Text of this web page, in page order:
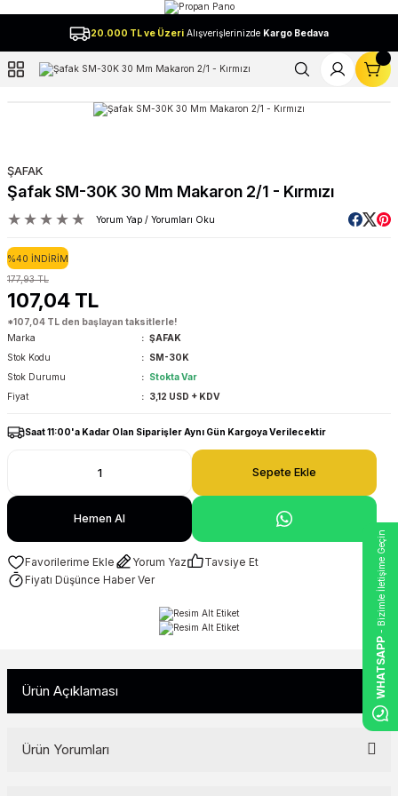
20.000 TL ve Üzeri Alışverişlerinizde Kargo Bedava
ŞAFAK
Şafak SM-30K 30 Mm Makaron 2/1 - Kırmızı
Yorum Yap / Yorumları Oku
%40 İNDİRİM
177,93 TL
107,04 TL
*107,04 TL den başlayan taksitlerle!
Marka
ŞAFAK
Stok Kodu
SM-30K
Stok Durumu
Stokta Var
Fiyat
3,12 USD + KDV
Saat 11:00'a Kadar Olan Siparişler Aynı Gün Kargoya Verilecektir
Sepete Ekle
Hemen Al
Yorum Yaz
Tavsiye Et
Fiyatı Düşünce Haber Ver
Ürün Açıklaması
Ürün Yorumları
WHATSAPP
- Bizimle İletişime Geçin